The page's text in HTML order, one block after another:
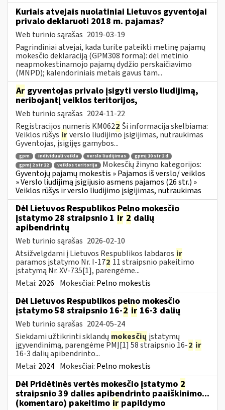
Kuriais atvejais nuolatiniai Lietuvos gyventojai
privalo deklaruoti 2018 m. pajamas?
Web turinio sąrašas 2019-03-19
Pagrindiniai atvejai, kada turite pateikti metinę pajamų
mokesčio deklaraciją (GPM308 forma): dėl metinio
neapmokestinamojo pajamų dydžio perskaičiavimo
(MNPD); kalendoriniais metais gavus tam...
Ar gyventojas privalo įsigyti verslo liudijimą,
neribojantį veiklos teritorijos,
Web turinio sąrašas 2024-11-22
Registracijos numeris KM0622 Ši informacija skelbiama:
Veiklos rūšys irverslo liudijimo įsigijimas, nutraukimas
Gyventojas, įsigijęs gamybos...
gpm individuali veikla verslo liudijimas
gpmį 10 str 2 d
gpmį 2 str 22
veiklos teritorija
Mokesčių žinyno kategorijos:
Gyventojų pajamų mokestis » Pajamos iš verslo/ veiklos
» Verslo liudijimą įsigijusio asmens pajamos (26 str.) »
Veiklos rūšys ir verslo liudijimo įsigijimas, nutraukimas
Dėl Lietuvos Respublikos Pelno mokesčio
įstatymo 28 straipsnio 1 ir 2 dalių
apibendrintų
Web turinio sąrašas 2026-02-10
Atsižvelgdami į Lietuvos Respublikos labdaros ir
paramos įstatymo Nr. I-172 11 straipsnio pakeitimo
įstatymą Nr. XV-735[1], parengėme...
Metai: 2026 Mokesčiai: Pelno mokestis
Dėl Lietuvos Respublikos pelno mokesčio
įstatymo 58 straipsnio 16-2 ir 16-3 dalių
Web turinio sąrašas 2024-05-24
Siekdami užtikrinti sklandų mokesčių įstatymų
įgyvendinimą, parengėme PMĮ[1] 58 straipsnio 16-2 ir
16-3 dalių apibendrinto...
Metai: 2024 Mokesčiai: Pelno mokestis
Dėl Pridėtinės vertės mokesčio įstatymo 2
straipsnio 39 dalies apibendrinto paaiškinimo...
(komentaro) pakeitimo ir papildymo